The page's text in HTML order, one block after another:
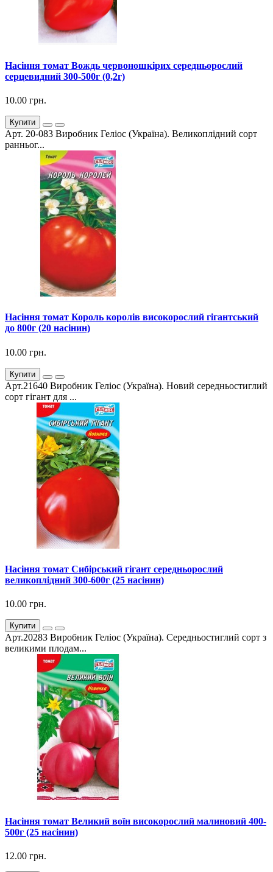
Насіння томат Вождь червоношкірих середньорослий
серцевидний 300-500г (0,2г)
10.00 грн.
Купити
Арт. 20-083 Виробник Геліос (Україна). Великоплідний сорт
ранньог...
Насіння томат Король королів високорослий гігантський
до 800г (20 насінин)
10.00 грн.
Купити
Арт.21640 Виробник Геліос (Україна). Новий середньостиглий
сорт гігант для ...
Насіння томат Сибірський гігант середньорослий
великоплідний 300-600г (25 насінин)
10.00 грн.
Купити
Арт.20283 Виробник Геліос (Україна). Середньостиглий сорт з
великими плодам...
Насіння томат Великий воїн високорослий малиновий 400-
500г (25 насінин)
12.00 грн.